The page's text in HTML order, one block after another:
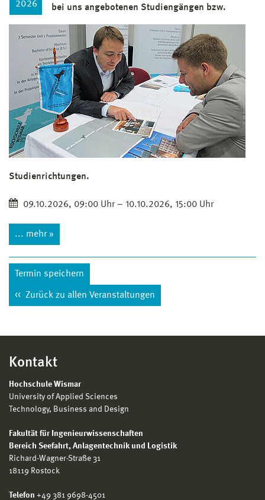
2026
bei uns angebotenen Studiengängen bzw.
Studienrichtungen.
09.10.2026, 09:00 Uhr – 10.10.2026, 15:00 Uhr
... mehr »
Termin speichern
Zurück zu allen Veranstaltungen
Kontakt
Hochschule Wismar
University of Applied Sciences
Technology, Business and Design
Fakultät für Ingenieurwissenschaften
Bereich Seefahrt, Anlagentechnik und Logistik
Richard-Wagner-Straße 31
18119 Rostock
Telefon +49 381 9698-4501